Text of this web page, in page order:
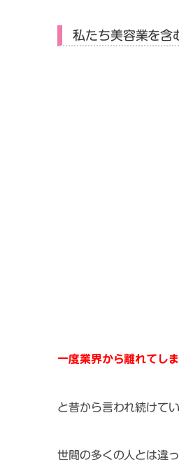
私たち美容業を含
一度業界から離れてし
と昔から言われ続けてい
世間の多くの人とは違